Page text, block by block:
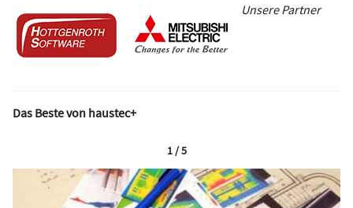
Unsere Partner
Das Beste von haustec+
1 / 5